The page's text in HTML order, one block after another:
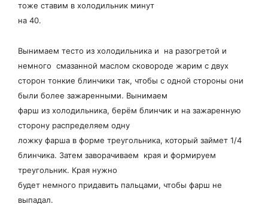
тоже ставим в холодильник минут
на 40.
Вынимаем тесто из холодильника и на разогретой и
немного смазанной маслом сковороде жарим с двух
сторон тонкие блинчики так, чтобы с одной стороны они
были более зажаренными. Вынимаем
фарш из холодильника, берём блинчик и на зажаренную
сторону распределяем одну
ложку фарша в форме треугольника, который займет 1/4
блинчика. Затем заворачиваем края и формируем
треугольник. Края нужно
будет немного придавить пальцами, чтобы фарш не
выпадал.